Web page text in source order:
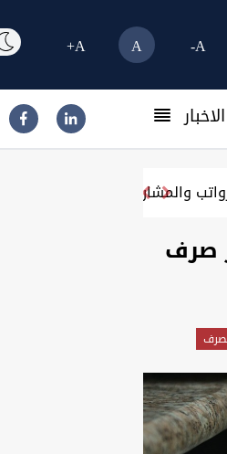
A-
A
A+
صرف